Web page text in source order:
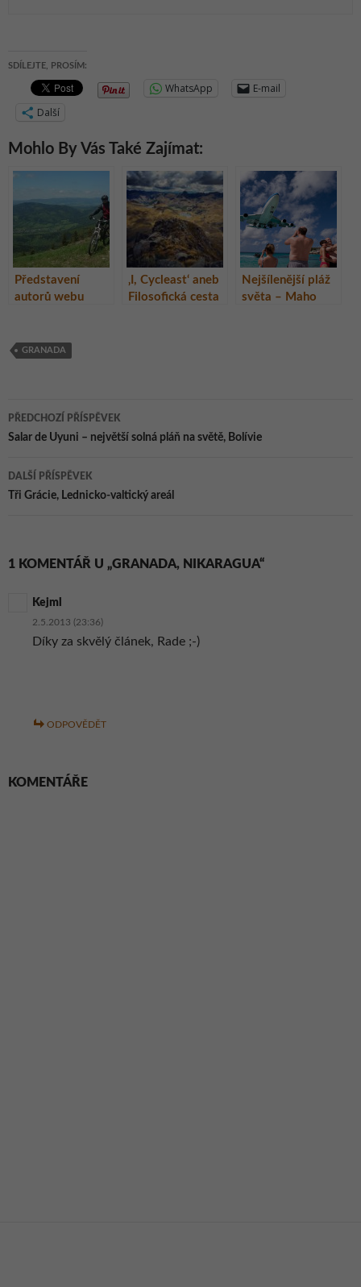
SDÍLEJTE, PROSÍM:
WhatsApp
E-mail
Další
Mohlo By Vás Také Zajímat:
Představení
autorů webu
‚I, Cycleast‘ aneb
Filosofická cesta
Nejšílenější pláž
světa – Maho
GRANADA
Navigace
pro
příspěvky
PŘEDCHOZÍ PŘÍSPĚVEK
Salar de Uyuni – největší solná pláň na světě, Bolívie
DALŠÍ PŘÍSPĚVEK
Tři Grácie, Lednicko-valtický areál
1 KOMENTÁŘ U „GRANADA, NIKARAGUA“
Kejml
2.5.2013 (23:36)
Díky za skvělý článek, Rade ;-)
ODPOVĚDĚT
KOMENTÁŘE